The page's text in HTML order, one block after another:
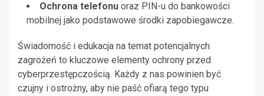
Ochrona telefonu oraz PIN-u do bankowości
mobilnej jako podstawowe środki zapobiegawcze.
Świadomość i edukacja na temat potencjalnych
zagrożeń to kluczowe elementy ochrony przed
cyberprzestępczością. Każdy z nas powinien być
czujny i ostrożny, aby nie paść ofiarą tego typu